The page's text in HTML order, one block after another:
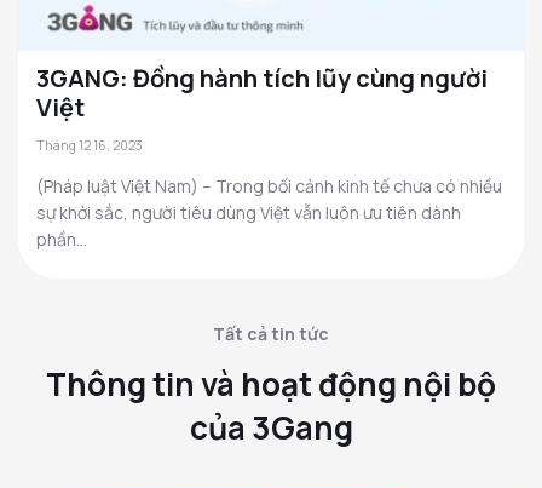
3GANG: Đồng hành tích lũy cùng người
Việt
Tháng 12 16, 2023
(Pháp luật Việt Nam) – Trong bối cảnh kinh tế chưa có nhiều
sự khởi sắc, người tiêu dùng Việt vẫn luôn ưu tiên dành
phần...
Tất cả tin tức
Thông tin và hoạt động nội bộ
của 3Gang